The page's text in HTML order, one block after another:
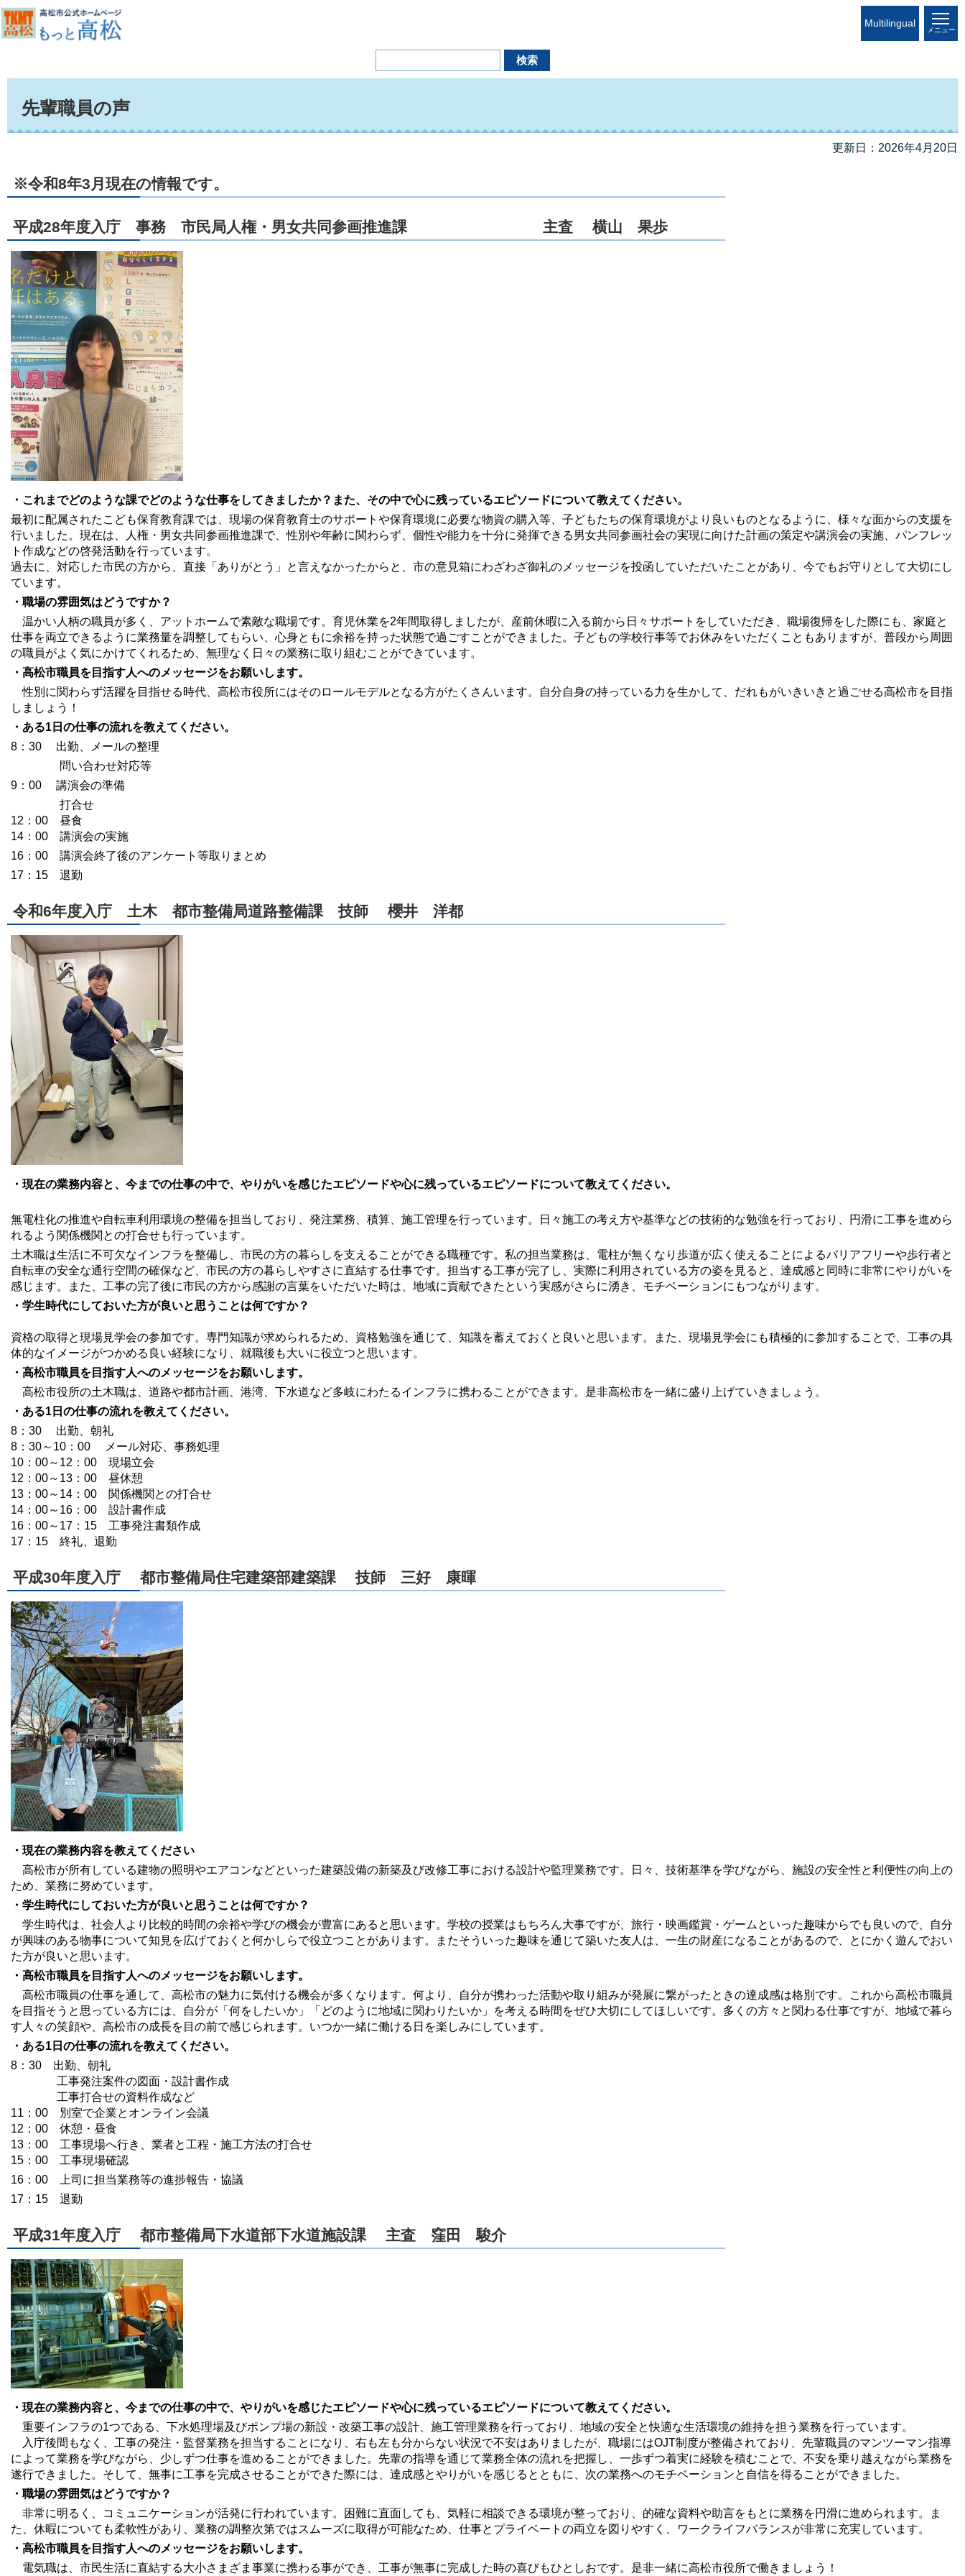
Multilingual
メニュー
先輩職員の声
更新日：2026年4月20日
※令和8年3月現在の情報です。
平成28年度入庁 事務 市民局人権・男女共同参画推進課 主査 横山 果歩
・これまでどのような課でどのような仕事をしてきましたか？また、その中で心に残っているエピソードについて教えてください。
最初に配属されたこども保育教育課では、現場の保育教育士のサポートや保育環境に必要な物資の購入等、子どもたちの保育環境がより良いものとなるように、様々な面からの支援を
行いました。現在は、人権・男女共同参画推進課で、性別や年齢に関わらず、個性や能力を十分に発揮できる男女共同参画社会の実現に向けた計画の策定や講演会の実施、パンフレッ
ト作成などの啓発活動を行っています。
過去に、対応した市民の方から、直接「ありがとう」と言えなかったからと、市の意見箱にわざわざ御礼のメッセージを投函していただいたことがあり、今でもお守りとして大切にし
ています。
・職場の雰囲気はどうですか？
温かい人柄の職員が多く、アットホームで素敵な職場です。育児休業を2年間取得しましたが、産前休暇に入る前から日々サポートをしていただき、職場復帰をした際にも、家庭と
仕事を両立できるように業務量を調整してもらい、心身ともに余裕を持った状態で過ごすことができました。子どもの学校行事等でお休みをいただくこともありますが、普段から周囲
の職員がよく気にかけてくれるため、無理なく日々の業務に取り組むことができています。
・高松市職員を目指す人へのメッセージをお願いします。
性別に関わらず活躍を目指せる時代、高松市役所にはそのロールモデルとなる方がたくさんいます。自分自身の持っている力を生かして、だれもがいきいきと過ごせる高松市を目指
しましょう！
・ある1日の仕事の流れを教えてください。
8：30 出勤、メールの整理
問い合わせ対応等
9：00 講演会の準備
打合せ
12：00 昼食
14：00 講演会の実施
16：00 講演会終了後のアンケート等取りまとめ
17：15 退勤
令和6年度入庁 土木 都市整備局道路整備課 技師 櫻井 洋都
・現在の業務内容と、今までの仕事の中で、やりがいを感じたエピソードや心に残っているエピソードについて教えてください。
無電柱化の推進や自転車利用環境の整備を担当しており、発注業務、積算、施工管理を行っています。日々施工の考え方や基準などの技術的な勉強を行っており、円滑に工事を進めら
れるよう関係機関との打合せも行っています。
土木職は生活に不可欠なインフラを整備し、市民の方の暮らしを支えることができる職種です。私の担当業務は、電柱が無くなり歩道が広く使えることによるバリアフリーや歩行者と
自転車の安全な通行空間の確保など、市民の方の暮らしやすさに直結する仕事です。担当する工事が完了し、実際に利用されている方の姿を見ると、達成感と同時に非常にやりがいを
感じます。また、工事の完了後に市民の方から感謝の言葉をいただいた時は、地域に貢献できたという実感がさらに湧き、モチベーションにもつながります。
・学生時代にしておいた方が良いと思うことは何ですか？
資格の取得と現場見学会の参加です。専門知識が求められるため、資格勉強を通じて、知識を蓄えておくと良いと思います。また、現場見学会にも積極的に参加することで、工事の具
体的なイメージがつかめる良い経験になり、就職後も大いに役立つと思います。
・高松市職員を目指す人へのメッセージをお願いします。
高松市役所の土木職は、道路や都市計画、港湾、下水道など多岐にわたるインフラに携わることができます。是非高松市を一緒に盛り上げていきましょう。
・ある1日の仕事の流れを教えてください。
8：30 出勤、朝礼
8：30～10：00 メール対応、事務処理
10：00～12：00 現場立会
12：00～13：00 昼休憩
13：00～14：00 関係機関との打合せ
14：00～16：00 設計書作成
16：00～17：15 工事発注書類作成
17：15 終礼、退勤
平成30年度入庁 都市整備局住宅建築部建築課 技師 三好 康暉
・現在の業務内容を教えてください
高松市が所有している建物の照明やエアコンなどといった建築設備の新築及び改修工事における設計や監理業務です。日々、技術基準を学びながら、施設の安全性と利便性の向上の
ため、業務に努めています。
・学生時代にしておいた方が良いと思うことは何ですか？
学生時代は、社会人より比較的時間の余裕や学びの機会が豊富にあると思います。学校の授業はもちろん大事ですが、旅行・映画鑑賞・ゲームといった趣味からでも良いので、自分
が興味のある物事について知見を広げておくと何かしらで役立つことがあります。またそういった趣味を通じて築いた友人は、一生の財産になることがあるので、とにかく遊んでおい
た方が良いと思います。
・高松市職員を目指す人へのメッセージをお願いします。
高松市職員の仕事を通して、高松市の魅力に気付ける機会が多くなります。何より、自分が携わった活動や取り組みが発展に繋がったときの達成感は格別です。これから高松市職員
を目指そうと思っている方には、自分が「何をしたいか」「どのように地域に関わりたいか」を考える時間をぜひ大切にしてほしいです。多くの方々と関わる仕事ですが、地域で暮ら
す人々の笑顔や、高松市の成長を目の前で感じられます。いつか一緒に働ける日を楽しみにしています。
・ある1日の仕事の流れを教えてください。
8：30 出勤、朝礼
工事発注案件の図面・設計書作成
工事打合せの資料作成など
11：00 別室で企業とオンライン会議
12：00 休憩・昼食
13：00 工事現場へ行き、業者と工程・施工方法の打合せ
15：00 工事現場確認
16：00 上司に担当業務等の進捗報告・協議
17：15 退勤
平成31年度入庁 都市整備局下水道部下水道施設課 主査 窪田 駿介
・現在の業務内容と、今までの仕事の中で、やりがいを感じたエピソードや心に残っているエピソードについて教えてください。
重要インフラの1つである、下水処理場及びポンプ場の新設・改築工事の設計、施工管理業務を行っており、地域の安全と快適な生活環境の維持を担う業務を行っています。
入庁後間もなく、工事の発注・監督業務を担当することになり、右も左も分からない状況で不安はありましたが、職場にはOJT制度が整備されており、先輩職員のマンツーマン指導
によって業務を学びながら、少しずつ仕事を進めることができました。先輩の指導を通じて業務全体の流れを把握し、一歩ずつ着実に経験を積むことで、不安を乗り越えながら業務を
遂行できました。そして、無事に工事を完成させることができた際には、達成感とやりがいを感じるとともに、次の業務へのモチベーションと自信を得ることができました。
・職場の雰囲気はどうですか？
非常に明るく、コミュニケーションが活発に行われています。困難に直面しても、気軽に相談できる環境が整っており、的確な資料や助言をもとに業務を円滑に進められます。ま
た、休暇についても柔軟性があり、業務の調整次第ではスムーズに取得が可能なため、仕事とプライベートの両立を図りやすく、ワークライフバランスが非常に充実しています。
・高松市職員を目指す人へのメッセージをお願いします。
電気職は、市民生活に直結する大小さまざま事業に携わる事ができ、工事が無事に完成した時の喜びもひとしおです。是非一緒に高松市役所で働きましょう！